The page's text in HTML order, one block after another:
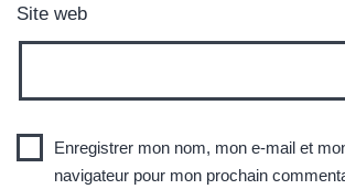
Site web
Enregistrer mon nom, mon e-mail et
navigateur pour mon prochain